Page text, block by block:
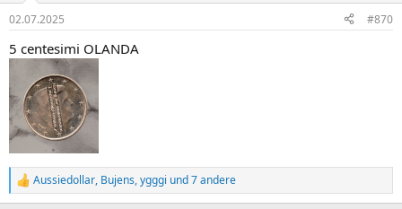
e
:
02.07.2025 #870
5 centesimi OLANDA
R
e
Aussiedollar, Bujens,ygggi und 7 andere